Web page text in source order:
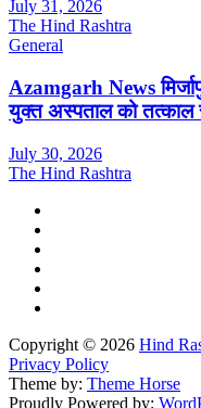
July 31, 2026
The Hind Rashtra
General
Azamgarh News
युक्त अस्पताल को तत्काल
July 30, 2026
The Hind Rashtra
Copyright © 2026 Hind
Privacy Policy
Theme by: Theme Horse
Proudly Powered by: